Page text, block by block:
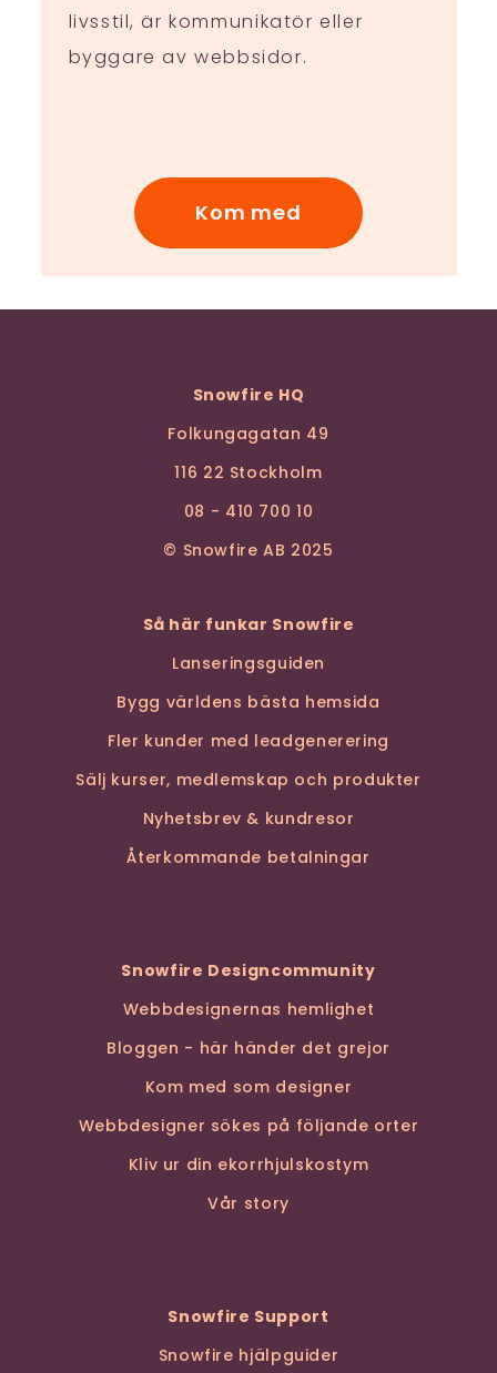
livsstil, är kommunikatör eller
byggare av webbsidor.
Kom med
Snowfire HQ
Folkungagatan 49
116 22 Stockholm
08 - 410 700 10
© Snowfire AB 2025
Så här funkar Snowfire
Lanseringsguiden
Bygg världens bästa hemsida
Fler kunder med leadgenerering
Sälj kurser, medlemskap och produkter
Nyhetsbrev & kundresor
Återkommande betalningar
Snowfire Designcommunity
Webbdesignernas hemlighet
Bloggen - här händer det grejor
Kom med som designer
Webbdesigner sökes på följande orter
Kliv ur din ekorrhjulskostym
Vår story
Snowfire Support
Snowfire hjälpguider